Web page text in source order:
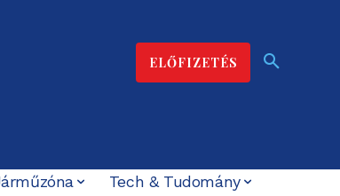
ELŐFIZETÉS
Tech & Tudomány